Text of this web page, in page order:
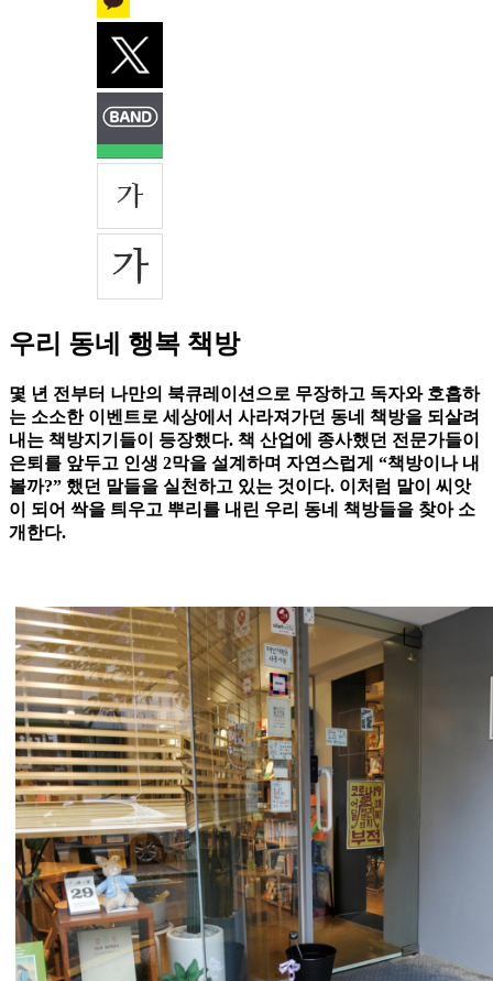
우리 동네 행복 책방
몇 년 전부터 나만의 북큐레이션으로 무장하고 독자와 호흡하
는 소소한 이벤트로 세상에서 사라져가던 동네 책방을 되살려
내는 책방지기들이 등장했다. 책 산업에 종사했던 전문가들이
은퇴를 앞두고 인생 2막을 설계하며 자연스럽게 “책방이나 내
볼까?” 했던 말들을 실천하고 있는 것이다. 이처럼 말이 씨앗
이 되어 싹을 틔우고 뿌리를 내린 우리 동네 책방들을 찾아 소
개한다.